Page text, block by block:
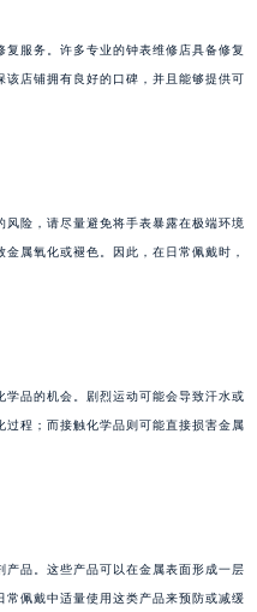
服务。许多专业的钟表维修店具备修复
店铺拥有良好的口碑，并且能够提供可
险，请尽量避免将手表暴露在极端环境
属氧化或褪色。因此，在日常佩戴时，
品的机会。剧烈运动可能会导致汗水或
程；而接触化学品则可能直接损害金属
品。这些产品可以在金属表面形成一层
佩戴中适量使用这类产品来预防或减缓